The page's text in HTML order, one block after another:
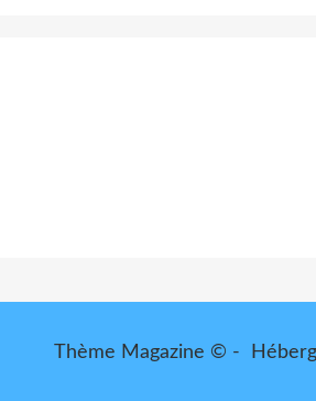
Thème Magazine © -